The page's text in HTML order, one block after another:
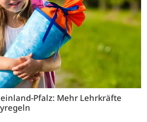
Pfalz: Mehr Lehrkräfte